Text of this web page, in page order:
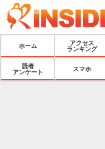
ホーム
アクセス
ランキング
読者
アンケート
スマホ